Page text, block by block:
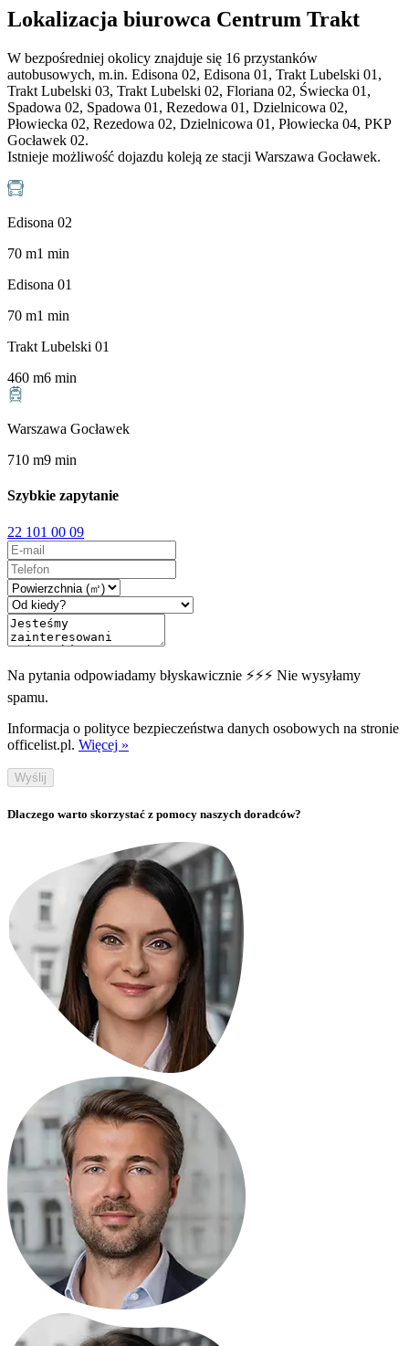
Lokalizacja biurowca Centrum Trakt
W bezpośredniej okolicy znajduje się 16 przystanków
autobusowych, m.in. Edisona 02, Edisona 01, Trakt Lubelski 01,
Trakt Lubelski 03, Trakt Lubelski 02, Floriana 02, Świecka 01,
Spadowa 02, Spadowa 01, Rezedowa 01, Dzielnicowa 02,
Płowiecka 02, Rezedowa 02, Dzielnicowa 01, Płowiecka 04, PKP
Gocławek 02.
Istnieje możliwość dojazdu koleją ze stacji Warszawa Gocławek.
Edisona 02
70 m1 min
Edisona 01
70 m1 min
Trakt Lubelski 01
460 m6 min
Warszawa Gocławek
710 m9 min
Szybkie zapytanie
22 101 00 09
Na pytania odpowiadamy błyskawicznie ⚡⚡⚡ Nie wysyłamy
spamu.
Informacja o polityce bezpieczeństwa danych osobowych na stronie
officelist.pl. Więcej »
Wyślij
Dlaczego warto skorzystać z pomocy naszych doradców?